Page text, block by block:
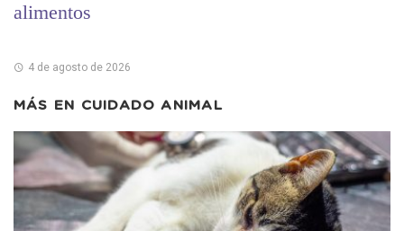
alimentos
4 de agosto de 2026
MÁS EN CUIDADO ANIMAL